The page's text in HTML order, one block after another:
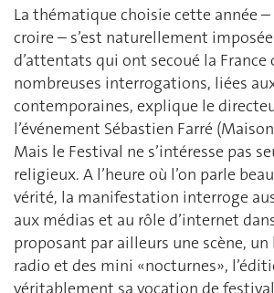
La thématique choisie cette année
croire – s’est naturellement
d’attentats qui ont secoué la France
nombreuses interrogations, liées
contemporaines, explique le
l’événement Sébastien Farré
Mais le Festival ne s’intéresse pas
religieux. A l’heure où l’on parle
vérité, la manifestation interroge
aux médias et au rôle d’internet
proposant par ailleurs une scène,
radio et des mini «nocturnes»,
véritablement sa vocation de